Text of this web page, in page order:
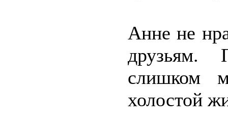
Анне не
друзьям.
слишком
холостой